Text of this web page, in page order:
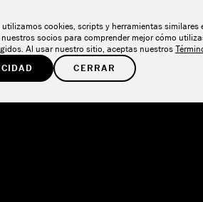
cookies, scripts y herramientas
socios para comprender mejor cómo
Al usar nuestro sitio, aceptas nuestros
CERRAR
COMUNIDAD